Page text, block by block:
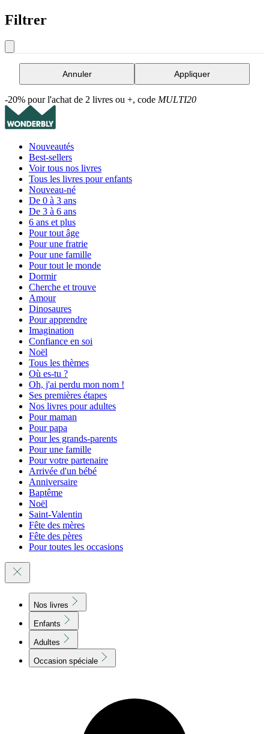
Filtrer
Annuler Appliquer
-20% pour l'achat de 2 livres ou +, code MULTI20
Nouveautés
Best-sellers
Voir tous nos livres
Tous les livres pour enfants
Nouveau-né
De 0 à 3 ans
De 3 à 6 ans
6 ans et plus
Pour tout âge
Pour une fratrie
Pour une famille
Pour tout le monde
Dormir
Cherche et trouve
Amour
Dinosaures
Pour apprendre
Imagination
Confiance en soi
Noël
Tous les thèmes
Où es-tu ?
Oh, j'ai perdu mon nom !
Ses premières étapes
Nos livres pour adultes
Pour maman
Pour papa
Pour les grands-parents
Pour une famille
Pour votre partenaire
Arrivée d'un bébé
Anniversaire
Baptême
Noël
Saint-Valentin
Fête des mères
Fête des pères
Pour toutes les occasions
Nos livres
Enfants
Adultes
Occasion spéciale